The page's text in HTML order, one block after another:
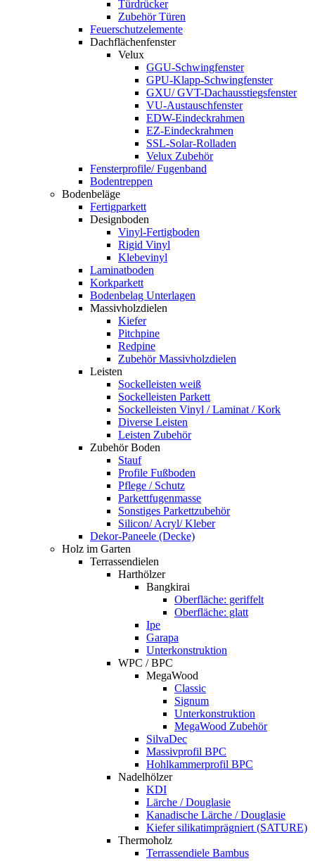
Türdrücker
Zubehör Türen
Feuerschutzelemente
Dachflächenfenster
Velux
GGU-Schwingfenster
GPU-Klapp-Schwingfenster
GXU/ GVT-Dachausstiegsfenster
VU-Austauschfenster
EDW-Eindeckrahmen
EZ-Eindeckrahmen
SSL-Solar-Rolladen
Velux Zubehör
Fensterprofile/ Fugenband
Bodentreppen
Bodenbeläge
Fertigparkett
Designboden
Vinyl-Fertigboden
Rigid Vinyl
Klebevinyl
Laminatboden
Korkparkett
Bodenbelag Unterlagen
Massivholzdielen
Kiefer
Pitchpine
Redpine
Zubehör Massivholzdielen
Leisten
Sockelleisten weiß
Sockelleisten Parkett
Sockelleisten Vinyl / Laminat / Kork
Diverse Leisten
Leisten Zubehör
Zubehör Boden
Stauf
Profile Fußboden
Pflege / Schutz
Parkettfugenmasse
Sonstiges Parkettzubehör
Silicon/ Acryl/ Kleber
Dekor-Paneele (Decke)
Holz im Garten
Terrassendielen
Harthölzer
Bangkirai
Oberfläche: geriffelt
Oberfläche: glatt
Ipe
Garapa
Unterkonstruktion
WPC / BPC
MegaWood
Classic
Signum
Unterkonstruktion
MegaWood Zubehör
SilvaDec
Massivprofil BPC
Hohlkammerprofil BPC
Nadelhölzer
KDI
Lärche / Douglasie
Kanadische Lärche / Douglasie
Kiefer silikatimprägniert (SATURE)
Thermoholz
Terrassendiele Bambus